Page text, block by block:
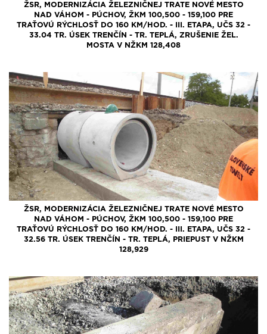
ŽSR, MODERNIZÁCIA ŽELEZNIČNEJ TRATE NOVÉ MESTO
NAD VÁHOM - PÚCHOV, ŽKM 100,500 - 159,100 PRE
TRAŤOVÚ RÝCHLOSŤ DO 160 KM/HOD. - III. ETAPA, UČS 32 -
33.04 TR. ÚSEK TRENČÍN - TR. TEPLÁ, ZRUŠENIE ŽEL.
MOSTA V NŽKM 128,408
ŽSR, MODERNIZÁCIA ŽELEZNIČNEJ TRATE NOVÉ MESTO
NAD VÁHOM - PÚCHOV, ŽKM 100,500 - 159,100 PRE
TRAŤOVÚ RÝCHLOSŤ DO 160 KM/HOD. - III. ETAPA, UČS 32 -
32.56 TR. ÚSEK TRENČÍN - TR. TEPLÁ, PRIEPUST V NŽKM
128,929